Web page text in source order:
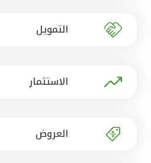
مصر
التمويل
الاستثمار
العروض